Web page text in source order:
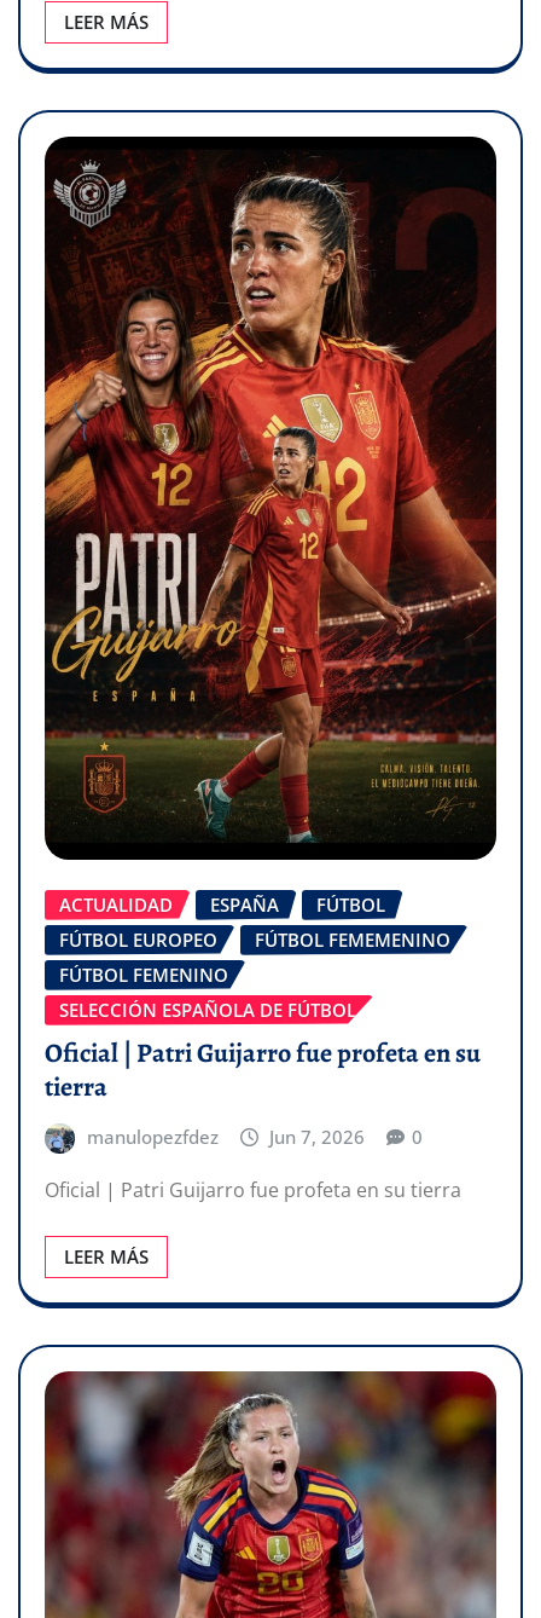
LEER MÁS
ACTUALIDAD ESPAÑA
FÚTBOL
FÚTBOL EUROPEO
FÚTBOL FEMEMENINO
FÚTBOL FEMENINO
SELECCIÓN ESPAÑOLA DE FÚTBOL
Oficial | Patri Guijarro fue profeta en su
tierra
manulopezfdez Jun 7, 2026 0
Oficial | Patri Guijarro fue profeta en su tierra
LEER MÁS